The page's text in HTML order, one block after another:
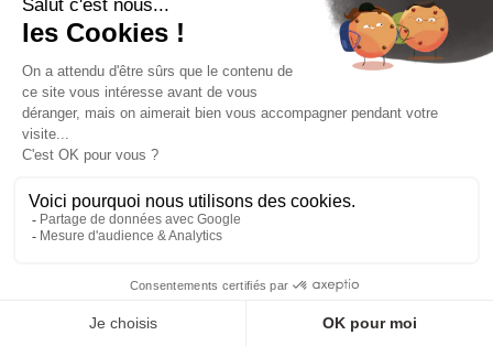
indiciaires applicables à certains cadres
d'emplois de la police municipale
04/12/2023
Stages pour les élèves de
seconde
en charge par les employeurs publics des
violences conjugales et intrafamiliales
23/11/2023
Signature d'une charte pour
une meilleure reconnaissance du rôle des
Atsem